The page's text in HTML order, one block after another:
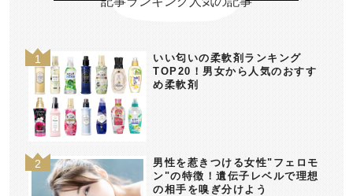
いい匂いの柔軟剤ランキング
TOP20！男女から人気のおすす
め柔軟剤
男性を惹きつける女性"フェロモ
ン"の特徴！遺伝子レベルで理想
の相手を嗅ぎ分けよう